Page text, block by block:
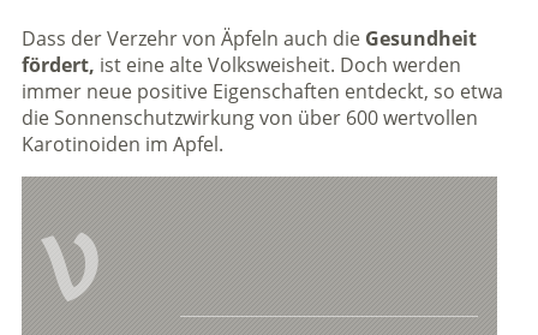
Dass der Verzehr von Äpfeln auch die Gesundheit
fördert, ist eine alte Volksweisheit. Doch werden
immer neue positive Eigenschaften entdeckt, so etwa
die Sonnenschutzwirkung von über 600 wertvollen
Karotinoiden im Apfel.
V